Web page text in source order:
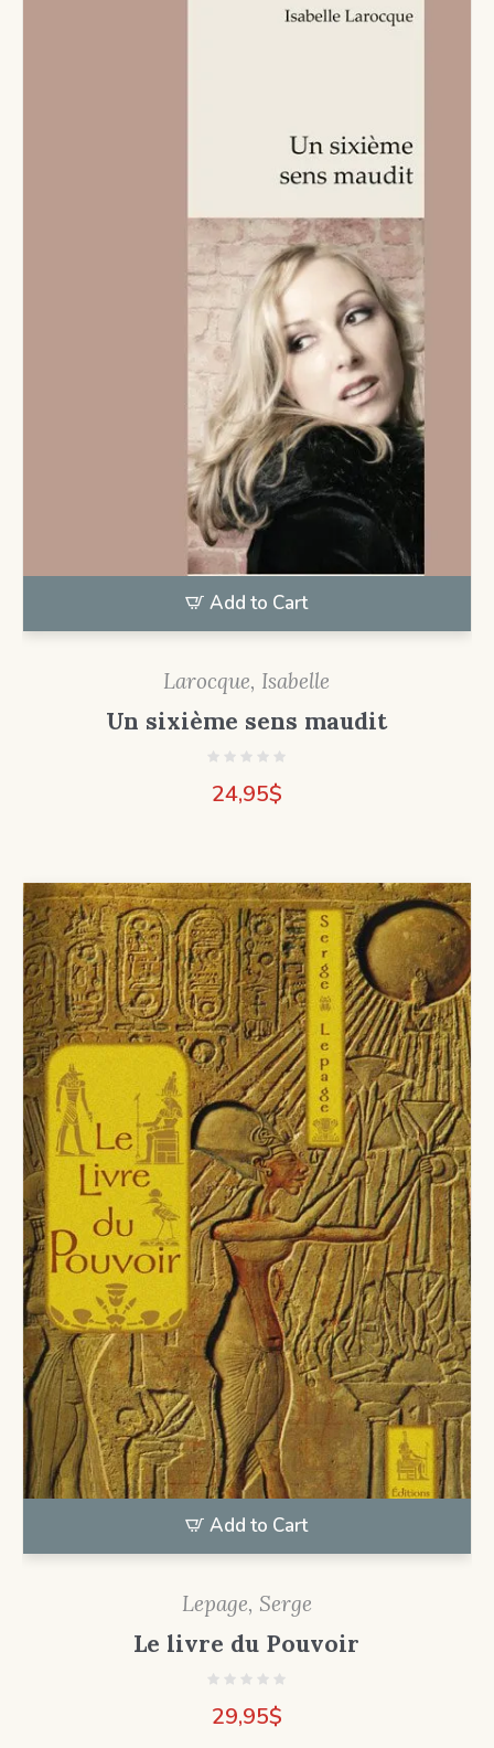
Add to Cart
Larocque, Isabelle
Un sixième sens maudit
24,95$
Add to Cart
Lepage, Serge
Le livre du Pouvoir
29,95$